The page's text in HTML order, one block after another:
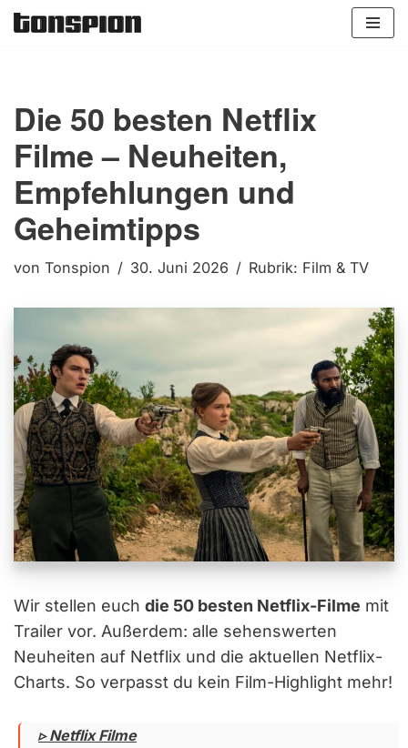
Die 50 besten Netflix
Filme – Neuheiten,
Empfehlungen und
Geheimtipps
von Tonspion 30. Juni 2026 Rubrik: Film & TV
Wir stellen euch die 50 besten Netflix-Filme mit
Trailer vor. Außerdem: alle sehenswerten
Neuheiten auf Netflix und die aktuellen Netflix-
Charts. So verpasst du kein Film-Highlight mehr!
▹ Netflix Filme